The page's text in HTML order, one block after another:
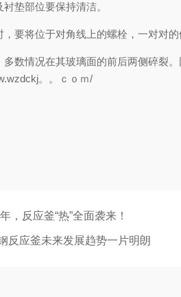
衬垫部位要保持清洁。
，要将位于对角线上的螺栓，一对对
数情况在其玻璃面的前后两侧碎裂
。。ｃｏｍ/
，反应釜“热”全面袭来！
反应釜未来发展趋势一片明朗